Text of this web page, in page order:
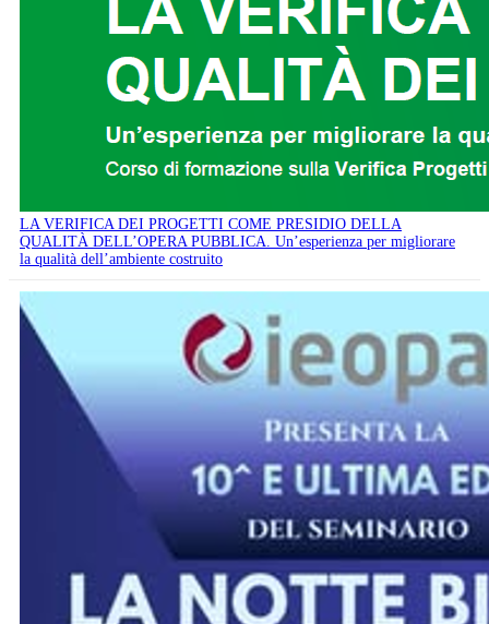
LA VERIFICA DEI PROGETTI COME PRESIDIO DELLA
QUALITÀ DELL’OPERA PUBBLICA. Un’esperienza per migliorare
la qualità dell’ambiente costruito